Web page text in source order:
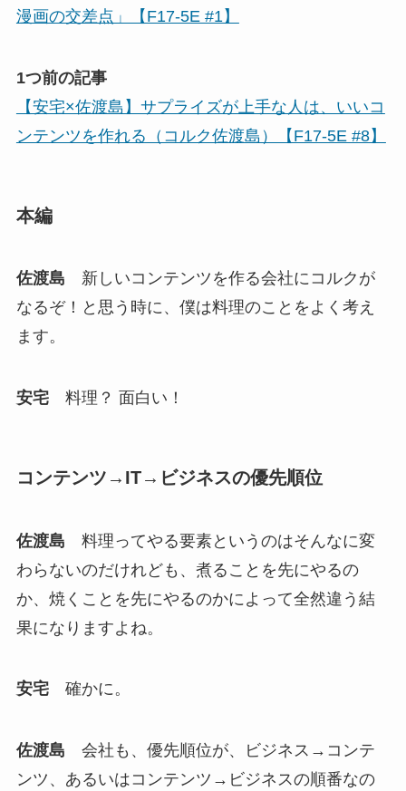
漫画の交差点」【F17-5E #1】
1つ前の記事
【安宅×佐渡島】サプライズが上手な人は、いいコ
ンテンツを作れる（コルク佐渡島）【F17-5E #8】
本編
佐渡島 新しいコンテンツを作る会社にコルクが
なるぞ！と思う時に、僕は料理のことをよく考え
ます。
安宅料理？ 面白い！
コンテンツ→IT→ビジネスの優先順位
佐渡島 料理ってやる要素というのはそんなに変
わらないのだけれども、煮ることを先にやるの
か、焼くことを先にやるのかによって全然違う結
果になりますよね。
安宅確かに。
佐渡島 会社も、優先順位が、ビジネス→コンテ
ンツ、あるいはコンテンツ→ビジネスの順番なの